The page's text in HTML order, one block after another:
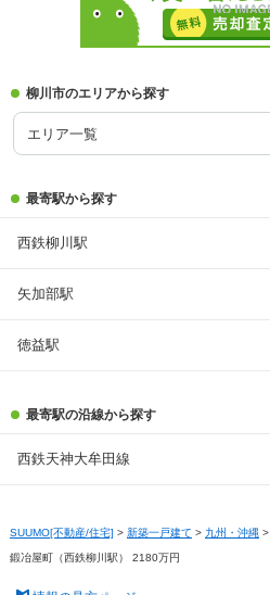
柳川市のエリアから探す
エリア一覧
最寄駅から探す
西鉄柳川駅
矢加部駅
徳益駅
最寄駅の沿線から探す
西鉄天神大牟田線
SUUMO[不動産/住宅] > 新築一戸建て > 九州・沖縄 >
鍛冶屋町（西鉄柳川駅） 2180万円